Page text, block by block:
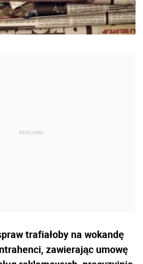
trafiałoby na wokandę
zawierając umowę